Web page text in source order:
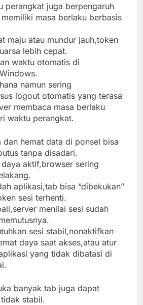
perangkat juga berpengaruh
masa berlaku berbasis
maju atau mundur jauh,token
lebih cepat.
waktu otomatis di
namun sering
logout otomatis yang terasa
membaca masa berlaku
waktu perangkat.
dan hemat data di ponsel bisa
tanpa disadari.
aktif,browser sering
aplikasi,tab bisa “dibekukan”
sesi terhenti.
menilai sesi sudah
sesi stabil,nonaktifkan
daya saat akses,atau atur
yang tidak dibatasi di
banyak tab juga dapat
stabil.